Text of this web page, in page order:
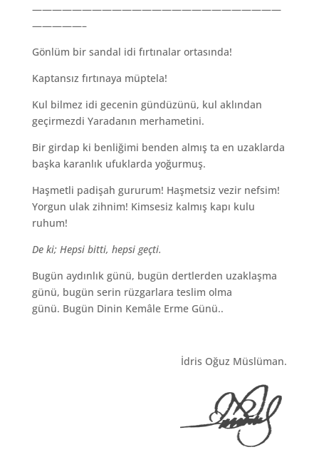
—————————————————————————
—————–
Gönlüm bir sandal idi fırtınalar ortasında!
Kaptansız fırtınaya müptela!
Kul bilmez idi gecenin gündüzünü, kul aklından
geçirmezdi Yaradanın merhametini.
Bir girdap ki benliğimi benden almış ta en uzaklarda
başka karanlık ufuklarda yoğurmuş.
Haşmetli padişah gururum! Haşmetsiz vezir nefsim!
Yorgun ulak zihnim! Kimsesiz kalmış kapı kulu
ruhum!
De ki; Hepsi bitti, hepsi geçti.
Bugün aydınlık günü, bugün dertlerden uzaklaşma
günü, bugün serin rüzgarlara teslim olma
günü. Bugün Dinin Kemâle Erme Günü..
İdris Oğuz Müslüman.